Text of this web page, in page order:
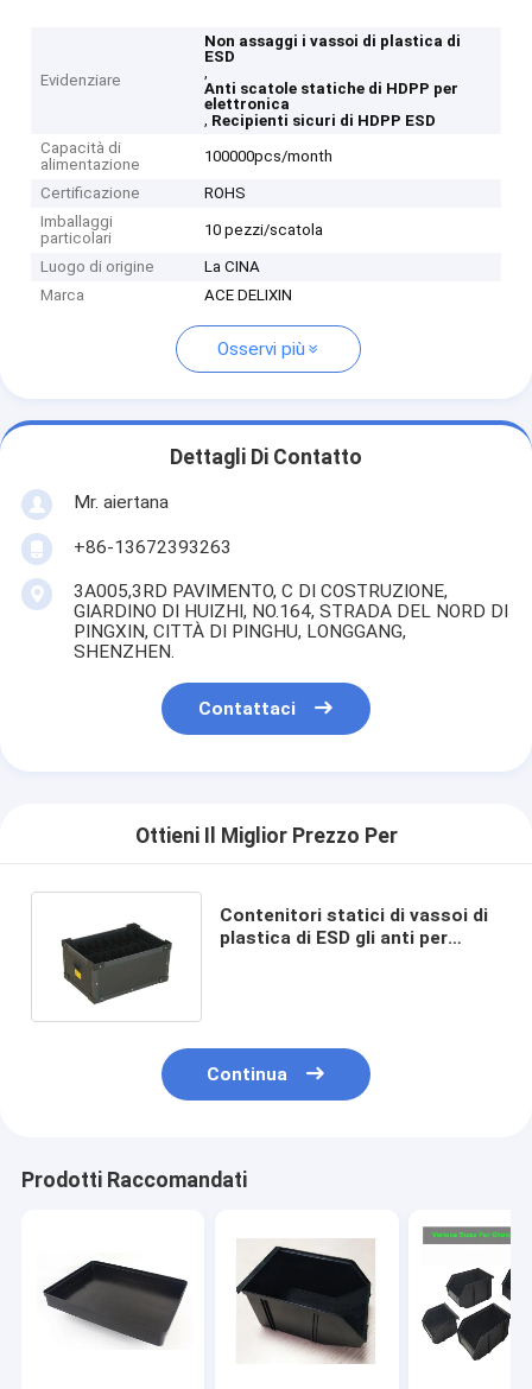
Evidenziare
Non assaggi i vassoi di plastica di
ESD
,
Anti scatole statiche di HDPP per
elettronica
, Recipienti sicuri di HDPP ESD
Capacità di
alimentazione
100000pcs/month
Certificazione
ROHS
Imballaggi
particolari
10 pezzi/scatola
Luogo di origine
La CINA
Marca
ACE DELIXIN
Osservi più
Dettagli Di Contatto
Mr. aiertana
+86-13672393263
3A005,3RD PAVIMENTO, C DI COSTRUZIONE,
GIARDINO DI HUIZHI, NO.164, STRADA DEL NORD DI
PINGXIN, CITTÀ DI PINGHU, LONGGANG,
SHENZHEN.
Contattaci
Ottieni Il Miglior Prezzo Per
Contenitori statici di vassoi di
plastica di ESD gli anti per
Continua
Prodotti Raccomandati